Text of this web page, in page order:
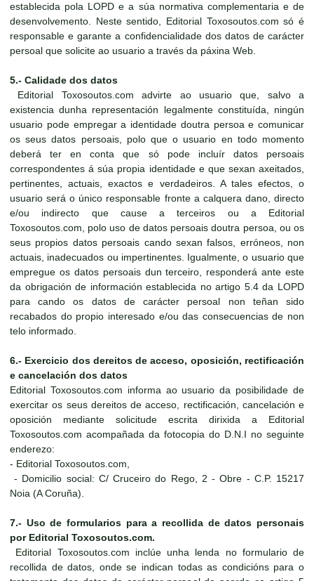
establecida pola LOPD e a súa normativa complementaria e de
desenvolvemento. Neste sentido, Editorial Toxosoutos.com só é
responsable e garante a confidencialidade dos datos de carácter
persoal que solicite ao usuario a través da páxina Web.
5.- Calidade dos datos
Editorial Toxosoutos.com advirte ao usuario que, salvo a
existencia dunha representación legalmente constituída, ningún
usuario pode empregar a identidade doutra persoa e comunicar
os seus datos persoais, polo que o usuario en todo momento
deberá ter en conta que só pode incluír datos persoais
correspondentes á súa propia identidade e que sexan axeitados,
pertinentes, actuais, exactos e verdadeiros. A tales efectos, o
usuario será o único responsable fronte a calquera dano, directo
e/ou indirecto que cause a terceiros ou a Editorial
Toxosoutos.com, polo uso de datos persoais doutra persoa, ou os
seus propios datos persoais cando sexan falsos, erróneos, non
actuais, inadecuados ou impertinentes. Igualmente, o usuario que
empregue os datos persoais dun terceiro, responderá ante este
da obrigación de información establecida no artigo 5.4 da LOPD
para cando os datos de carácter persoal non teñan sido
recabados do propio interesado e/ou das consecuencias de non
telo informado.
6.- Exercicio dos dereitos de acceso, oposición, rectificación
e cancelación dos datos
Editorial Toxosoutos.com informa ao usuario da posibilidade de
exercitar os seus dereitos de acceso, rectificación, cancelación e
oposición mediante solicitude escrita dirixida a Editorial
Toxosoutos.com acompañada da fotocopia do D.N.I no seguinte
enderezo:
- Editorial Toxosoutos.com,
- Domicilio social: C/ Cruceiro do Rego, 2 - Obre - C.P. 15217
Noia (A Coruña).
7.- Uso de formularios para a recollida de datos personais
por Editorial Toxosoutos.com.
Editorial Toxosoutos.com inclúe unha lenda no formulario de
recollida de datos, onde se indican todas as condicións para o